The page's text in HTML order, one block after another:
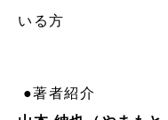
いる方
●著者紹介